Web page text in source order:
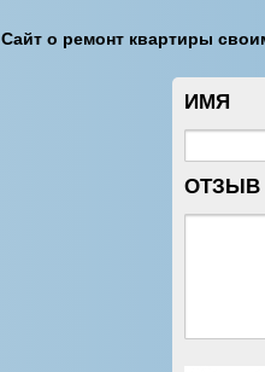
Сайт о ремонт квартиры
ИМЯ
ОТЗЫВ